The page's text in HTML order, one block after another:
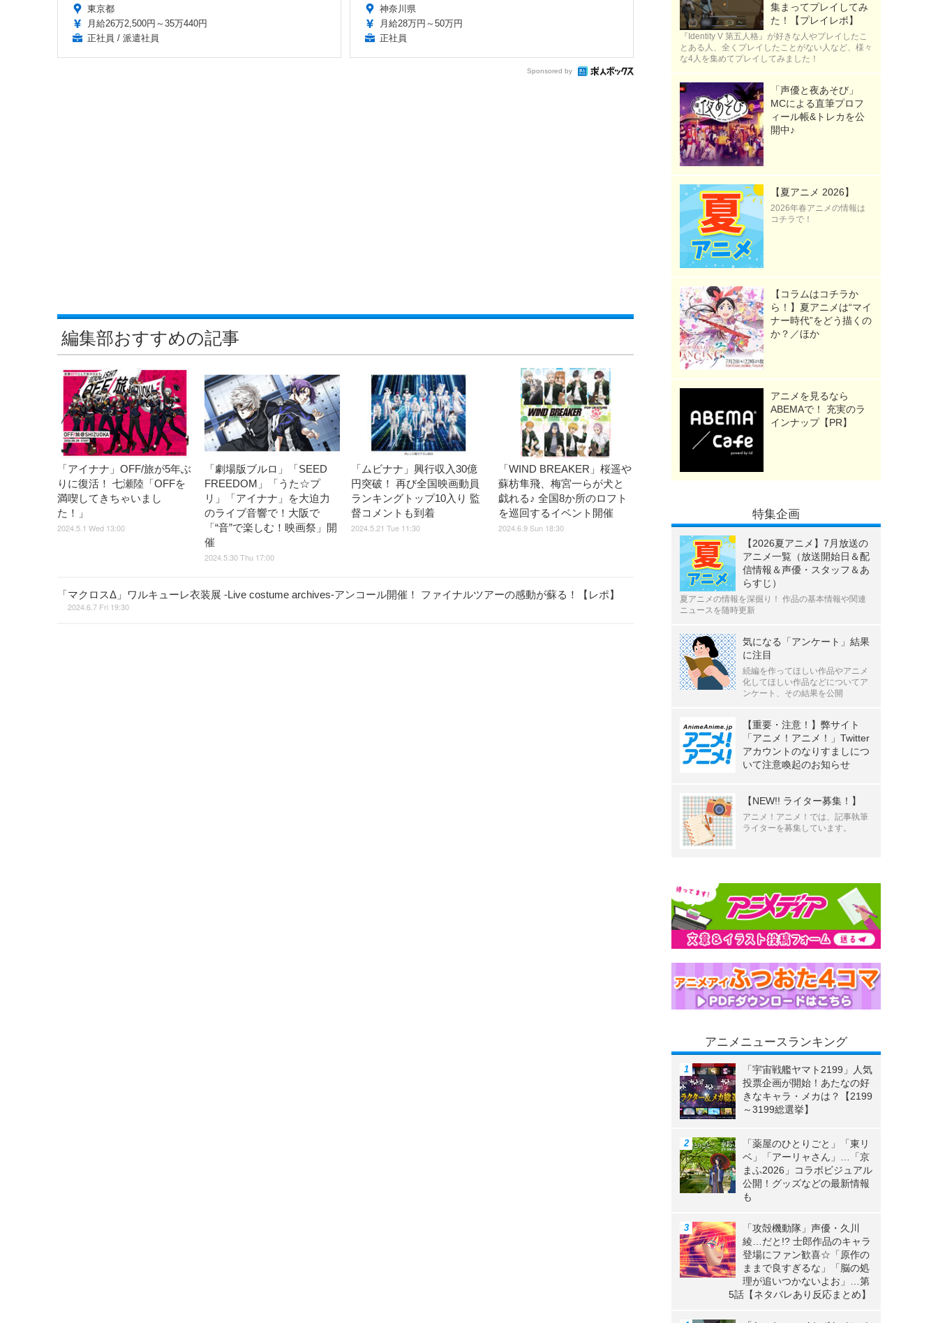
東京都
月給26万2,500円～35万440円
正社員 / 派遣社員
神奈川県
月給28万円～50万円
正社員
Sponsored by
編集部おすすめの記事
「アイナナ」OFF/旅が5年ぶ
りに復活！ 七瀬陸「OFFを
満喫してきちゃいまし
た！」
2024.5.1 Wed 13:00
「劇場版ブルロ」「SEED
FREEDOM」「うた☆プ
リ」「アイナナ」を大迫力
のライブ音響で！大阪で
「“音”で楽しむ！映画祭」開
催
2024.5.30 Thu 17:00
「ムビナナ」興行収入30億
円突破！ 再び全国映画動員
ランキングトップ10入り 監
督コメントも到着
2024.5.21 Tue 11:30
「WIND BREAKER」桜遥や
蘇枋隼飛、梅宮一らが犬と
戯れる♪ 全国8か所のロフト
を巡回するイベント開催
2024.6.9 Sun 18:30
「マクロスΔ」ワルキューレ衣装展 -Live costume archives-アンコール開催！ ファイナルツアーの感動が蘇る！【レポ】
2024.6.7 Fri 19:30
集まってプレイしてみ
た！【プレイレポ】
『Identity V 第五人格』が好きな人やプレイしたこ
とある人、全くプレイしたことがない人など、様々
な4人を集めてプレイしてみました！
「声優と夜あそび」
MCによる直筆プロフ
ィール帳&トレカを公
開中♪
【夏アニメ 2026】
2026年春アニメの情報は
コチラで！
【コラムはコチラか
ら！】夏アニメは“マイ
ナー時代”をどう描くの
か？／ほか
アニメを見るなら
ABEMAで！ 充実のラ
インナップ【PR】
特集企画
【2026夏アニメ】7月放送の
アニメ一覧（放送開始日＆配
信情報＆声優・スタッフ＆あ
らすじ）
夏アニメの情報を深掘り！ 作品の基本情報や関連
ニュースを随時更新
気になる「アンケート」結果
に注目
続編を作ってほしい作品やアニメ
化してほしい作品などについてア
ンケート、その結果を公開
【重要・注意！】弊サイト
「アニメ！アニメ！」Twitter
アカウントのなりすましにつ
いて注意喚起のお知らせ
【NEW!! ライター募集！】
アニメ！アニメ！では、記事執筆
ライターを募集しています。
アニメニュースランキング
「宇宙戦艦ヤマト2199」人気
投票企画が開始！あたなの好
きなキャラ・メカは？【2199
～3199総選挙】
「薬屋のひとりごと」「東リ
ベ」「アーリャさん」…「京
まふ2026」コラボビジュアル
公開！グッズなどの最新情報
も
「攻殻機動隊」声優・久川
綾…だと!? 士郎作品のキャラ
登場にファン歓喜☆「原作の
ままで良すぎるな」「脳の処
理が追いつかないよお」…第
5話【ネタバレあり反応まとめ】